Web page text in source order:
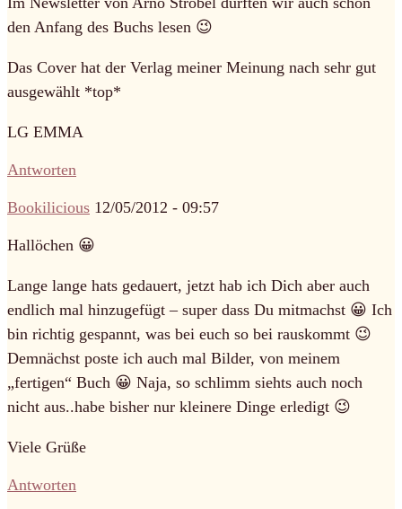
den Anfang des Buchs lesen 😉
Das Cover hat der Verlag meiner Meinung nach sehr gut
ausgewählt *top*
LG EMMA
Antworten
Bookilicious 12/05/2012 - 09:57
Hallöchen 😀
Lange lange hats gedauert, jetzt hab ich Dich aber auch
endlich mal hinzugefügt – super dass Du mitmachst 😀 Ich
bin richtig gespannt, was bei euch so bei rauskommt 😉
Demnächst poste ich auch mal Bilder, von meinem
„fertigen“ Buch 😀 Naja, so schlimm siehts auch noch
nicht aus..habe bisher nur kleinere Dinge erledigt 😉
Viele Grüße
Antworten